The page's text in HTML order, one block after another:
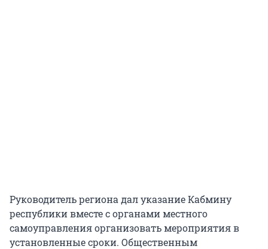
Руководитель региона дал указание Кабмину
республики вместе с органами местного
самоуправления организовать мероприятия в
установленные сроки. Общественным